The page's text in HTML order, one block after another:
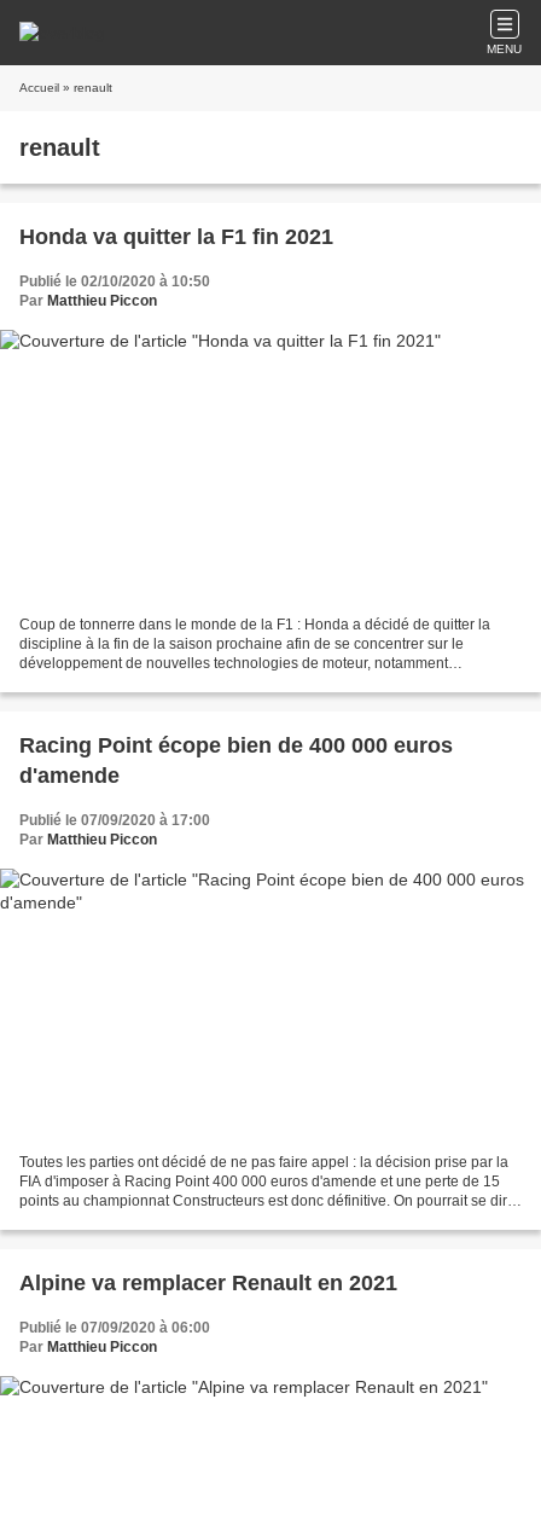
MENU
Accueil » renault
renault
Honda va quitter la F1 fin 2021
Publié le 02/10/2020 à 10:50
Par Matthieu Piccon
Coup de tonnerre dans le monde de la F1 : Honda a décidé de quitter la
discipline à la fin de la saison prochaine afin de se concentrer sur le
développement de nouvelles technologies de moteur, notamment
Racing Point écope bien de 400 000 euros
d'amende
Publié le 07/09/2020 à 17:00
Par Matthieu Piccon
Toutes les parties ont décidé de ne pas faire appel : la décision prise par la
FIA d'imposer à Racing Point 400 000 euros d'amende et une perte de 15
points au championnat Constructeurs est donc définitive. On pourrait se dire
Alpine va remplacer Renault en 2021
Publié le 07/09/2020 à 06:00
Par Matthieu Piccon